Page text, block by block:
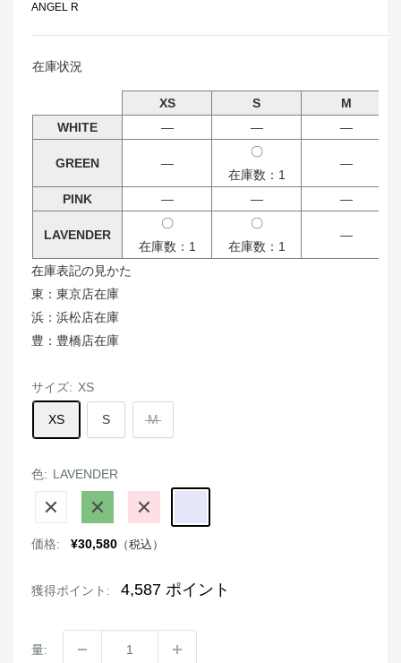
ANGEL R
在庫状況
XS S
M
WHITE
― ― ―
GREEN ―
〇
在庫数：1
―
PINK ― ― ―
LAVENDER
〇
在庫数：1
〇
在庫数：1
―
在庫表記の見かた
東：東京店在庫
浜：浜松店在庫
豊：豊橋店在庫
サイズ: XS
XS S M
色: LAVENDER
WHITE
GREEN PINK
価格:
販
¥30,580 （税込）
獲得ポイント: 4,587 ポイント
量: